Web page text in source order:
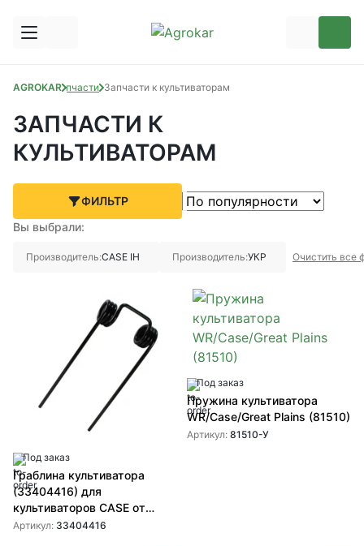
AGROKARЗапчасти Запчасти к культиваторам
ЗАПЧАСТИ К
КУЛЬТИВАТОРАМ
ФИЛЬТР
Вы выбрали:
Производитель:CASE IH Производитель:УКР Очистить все
Под заказ
Граблина культиватора
(33404416) для
культиваторов CASE от
CASE IH
Артикул: 33404416
Под заказ
Пружина культиватора
WR/Case/Great Plains (81510)
Артикул: 81510-У